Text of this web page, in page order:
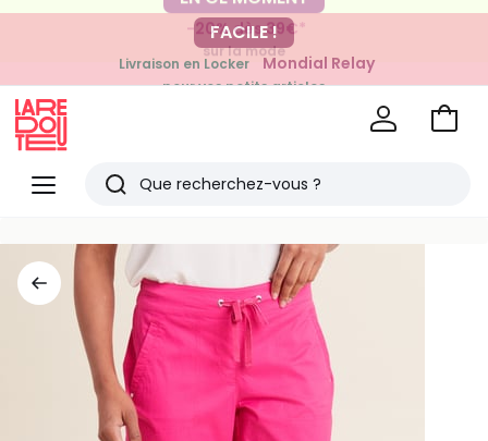
-20% dès 39€*
sur la mode
FACILE !
Livraison en Locker Mondial Relay
pour vos petits articles
Menu
Redoute
Rechercher
articles
vus
Voir